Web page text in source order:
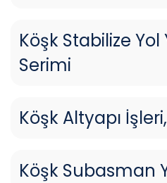
Köşk Stabilize Yol
Serimi
Köşk Altyapı
Köşk Subasman